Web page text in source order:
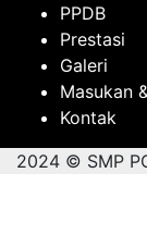
PPDB
Prestasi
Galeri
Masukan
Kontak
2024 © SMP